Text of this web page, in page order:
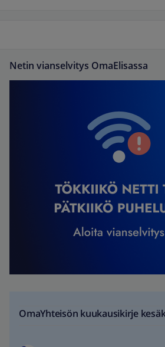
Netin vianselvitys OmaElisassa
OmaYhteisön kuukausikirje